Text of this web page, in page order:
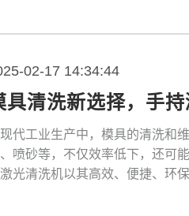
02-17 14:34:44
具清洗新选择，手
代工业生产中，模具的清洗和
喷砂等，不仅效率低下，还可
光清洗机以其高效、便捷、环